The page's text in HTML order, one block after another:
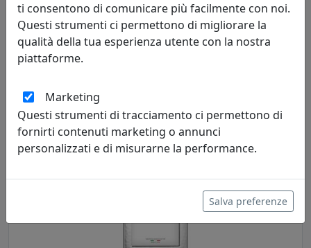
PORTAFOTO IN ARGENTO 925, FOTO RITRATTO 13X18, OTTAVIANI
HOME, CODICE 255022AM
ti consentono di comunicare più facilmente con noi.
Questi strumenti ci permettono di migliorare la
qualità della tua esperienza utente con la nostra
piattaforme.
Marketing
Questi strumenti di tracciamento ci permettono di
fornirti contenuti marketing o annunci
personalizzati e di misurarne la performance.
Salva preferenze